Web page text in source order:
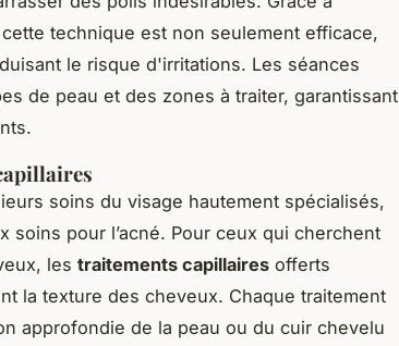
technique est non seulement efficace,
le risque d'irritations. Les séances
de peau et des zones à traiter, garantissant
soins du visage hautement spécialisés,
soins pour l’acné. Pour ceux qui cherchent
les traitements capillaires offerts
la texture des cheveux. Chaque traitement
approfondie de la peau ou du cuir chevelu